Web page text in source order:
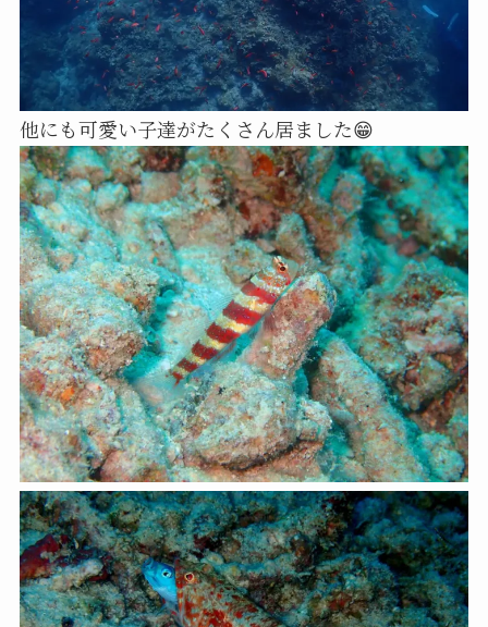
他にも可愛い子達がたくさん居ました😁